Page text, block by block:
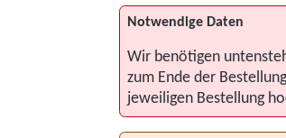
Notwendige Daten
Wir benötigen
zum Ende der
jeweiligen Bestellung